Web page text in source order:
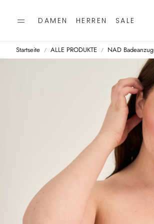
DAMEN HERREN SALE
Startseite ALLE PRODUKTE NAD Badeanzug